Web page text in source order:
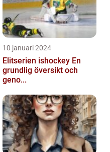
10 januari 2024
Elitserien ishockey En
grundlig översikt och
geno...